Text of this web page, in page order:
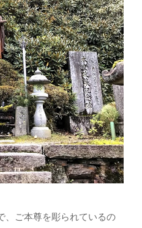
、ご本尊を彫られているの